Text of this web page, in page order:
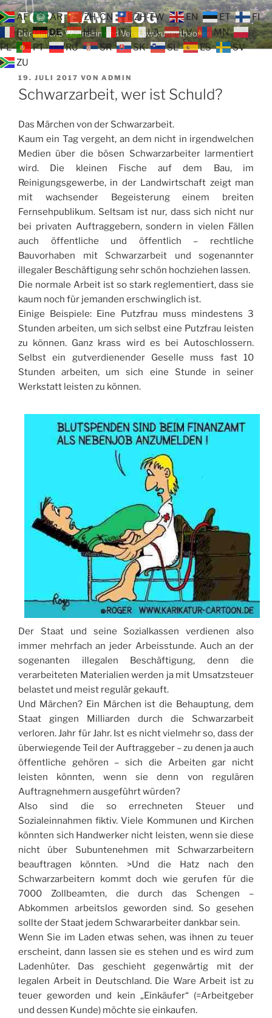
Zum
Inhalt
springen
TOP TEAM BLOG
Der tägliche Wahnsinn und Verschwörungstheorien
VERÖFFENTLICHT
AM
19. JULI 2017 VON ADMIN
Schwarzarbeit, wer ist Schuld?
Das Märchen von der Schwarzarbeit.
Kaum ein Tag vergeht, an dem nicht in irgendwelchen
Medien über die bösen Schwarzarbeiter larmentiert
wird. Die kleinen Fische auf dem Bau, im
Reinigungsgewerbe, in der Landwirtschaft zeigt man
mit wachsender Begeisterung einem breiten
Fernsehpublikum. Seltsam ist nur, dass sich nicht nur
bei privaten Auftraggebern, sondern in vielen Fällen
auch öffentliche und öffentlich – rechtliche
Bauvorhaben mit Schwarzarbeit und sogenannter
illegaler Beschäftigung sehr schön hochziehen lassen.
Die normale Arbeit ist so stark reglementiert, dass sie
kaum noch für jemanden erschwinglich ist.
Einige Beispiele: Eine Putzfrau muss mindestens 3
Stunden arbeiten, um sich selbst eine Putzfrau leisten
zu können. Ganz krass wird es bei Autoschlossern.
Selbst ein gutverdienender Geselle muss fast 10
Stunden arbeiten, um sich eine Stunde in seiner
Werkstatt leisten zu können.
Der Staat und seine Sozialkassen verdienen also
immer mehrfach an jeder Arbeisstunde. Auch an der
sogenanten illegalen Beschäftigung, denn die
verarbeiteten Materialien werden ja mit Umsatzsteuer
belastet und meist regulär gekauft.
Und Märchen? Ein Märchen ist die Behauptung, dem
Staat gingen Milliarden durch die Schwarzarbeit
verloren. Jahr für Jahr. Ist es nicht vielmehr so, dass der
überwiegende Teil der Auftraggeber – zu denen ja auch
öffentliche gehören – sich die Arbeiten gar nicht
leisten könnten, wenn sie denn von regulären
Auftragnehmern ausgeführt würden?
Also sind die so errechneten Steuer und
Sozialeinnahmen fiktiv. Viele Kommunen und Kirchen
könnten sich Handwerker nicht leisten, wenn sie diese
nicht über Subuntenehmen mit Schwarzarbeitern
beauftragen könnten. >Und die Hatz nach den
Schwarzarbeitern kommt doch wie gerufen für die
7000 Zollbeamten, die durch das Schengen –
Abkommen arbeitslos geworden sind. So gesehen
sollte der Staat jedem Schwararbeiter dankbar sein.
Wenn Sie im Laden etwas sehen, was ihnen zu teuer
erscheint, dann lassen sie es stehen und es wird zum
Ladenhüter. Das geschieht gegenwärtig mit der
legalen Arbeit in Deutschland. Die Ware Arbeit ist zu
teuer geworden und kein „Einkäufer“ (=Arbeitgeber
und dessen Kunde) möchte sie einkaufen.
AF AR ZH-CN ZH-TW EN ET
FI
FR
DE HU IT LA LV
MN
PL
PT RU SR SK SL ES
SV
ZU